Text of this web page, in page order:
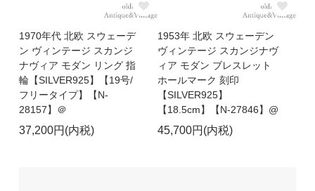
1970年代 北欧 スウェーデ
ン ヴィンテージ スカンジ
ナヴィア モダン リング 指
輪【SILVER925】【19号/
フリータイプ】【N-
28157】＠
37,200円(内税)
1953年 北欧 スウェーデン
ヴィンテージ スカンジナヴ
ィア モダン ブレスレット
ホールマーク 刻印
【SILVER925】
【18.5cm】【N-27846】@
45,700円(内税)